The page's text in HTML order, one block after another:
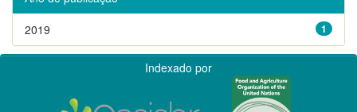
1
2019
Indexado por